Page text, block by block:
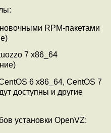
RPM-пакетами
7 x86_64
6 x86_64, CentOS 7
доступны и другие
установки OpenVZ: